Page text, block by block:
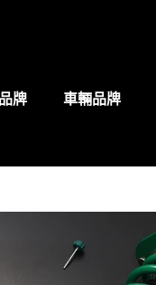
牌 車輛品牌